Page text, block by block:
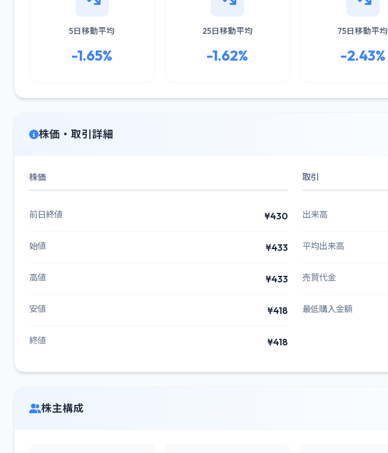
5日移動平均
-1.65%
25日移動平均
-1.62%
75日移動平均
-2.43%
株価・取引詳細
株価
前日終値 ¥430
始値 ¥433
高値 ¥433
安値 ¥418
終値 ¥418
取引
出来高
平均出来高
売買代金
最低購入金額
株主構成